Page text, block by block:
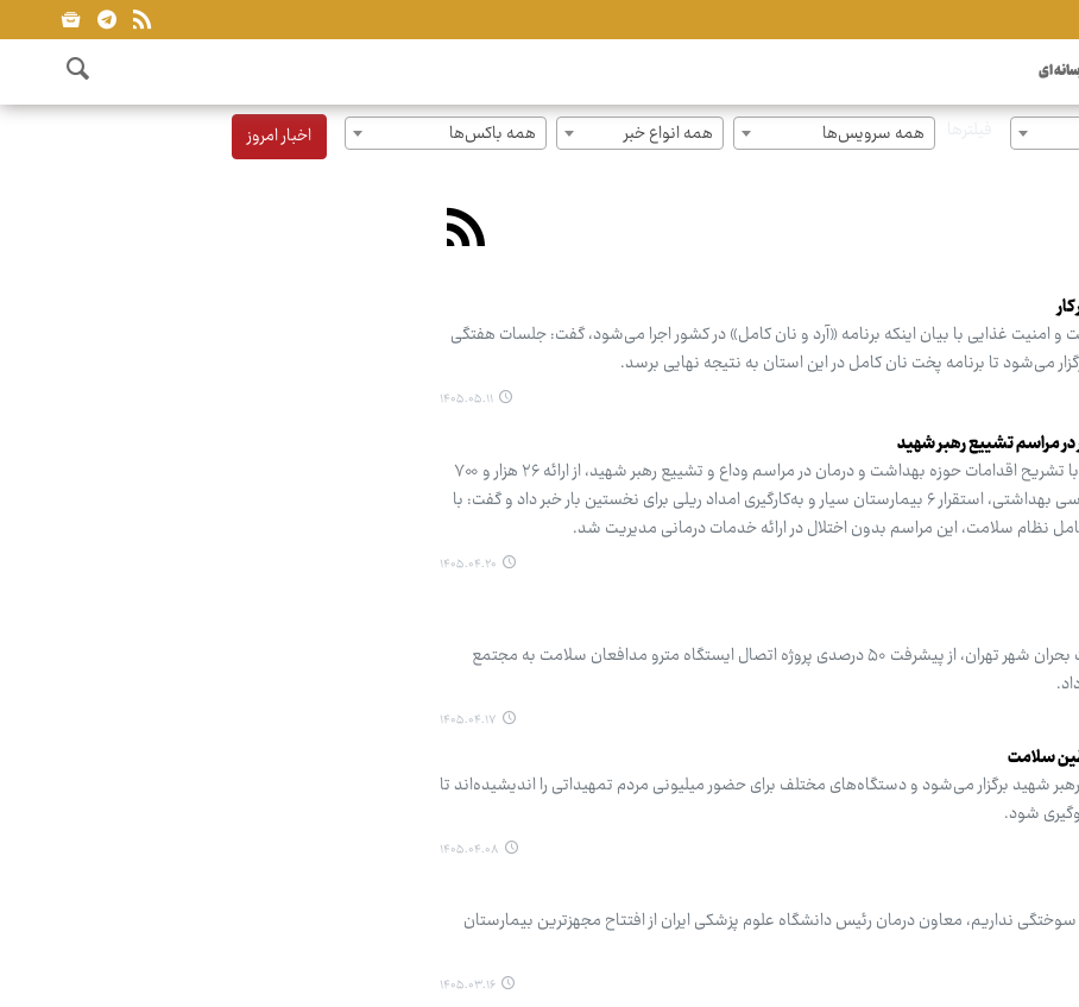
ای
همه سرویس‌ها همه انواع خبر همه باکس‌ها اخبار امروز
امنیت غذایی با بیان اینکه برنامه «آرد و نان کامل» در کشور اجرا می‌شود، گفت: جلسات هفتگی
می‌شود تا برنامه پخت نان کامل در این استان به نتیجه نهایی برسد.
۱۴۰۵.۰۵.۱۱
در مراسم تشییع رهبر شهید
رئیس دانشگاه علوم پزشکی ایران با تشریح اقدامات حوزه بهداشت و درمان در مراسم وداع و تشییع رهبر شهید، از ارائه ۲۶ هزار و ۷۰۰
خدمت تخصصی، انجام ۳۶۰۰ بازرسی بهداشتی، استقرار ۶ بیمارستان سیار و به‌کارگیری امداد ریلی برای نخستین بار خبر داد و گفت: با
نظام سلامت، این مراسم بدون اختلال در ارائه خدمات درمانی مدیریت شد.
۱۴۰۵.۰۴.۲۰
رئیس سازمان پیشگیری و مدیریت بحران شهر تهران، از پیشرفت ۵۰ درصدی پروژه اتصال ایستگاه مترو مدافعان سلامت به مجتمع
۱۴۰۵.۰۴.۱۷
سلامت
شهید برگزار می‌شود و دستگاه‌های مختلف برای حضور میلیونی مردم تمهیداتی را اندیشیده‌اند تا
شود.
۱۴۰۵.۰۴.۰۸
نداریم، معاون درمان رئیس دانشگاه علوم پزشکی ایران از افتتاح مجهزترین بیمارستان
۱۴۰۵.۰۳.۱۶